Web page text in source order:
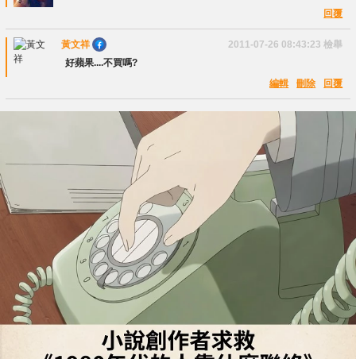
回覆
黃文祥 2011-07-26 08:43:23 檢舉
好蘋果....不買嗎?
回覆
刪除
編輯